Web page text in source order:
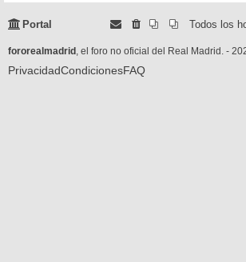
Portal Todos los
fororealmadrid , el foro no oficial del Real Madrid. -
PrivacidadCondicionesFAQ